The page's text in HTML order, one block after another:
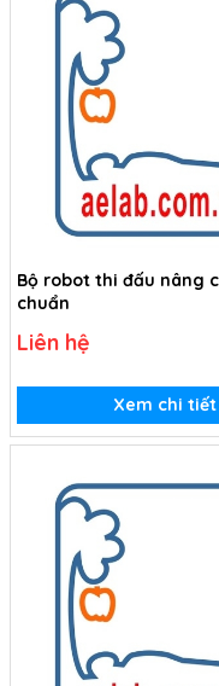
Bộ robot thi đấu nâng
chuẩn
Liên hệ
Xem chi tiết